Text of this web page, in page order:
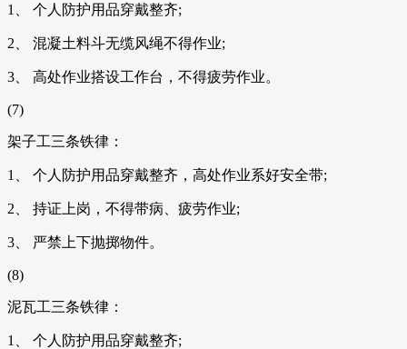
1、 个人防护用品穿戴整齐;
2、 混凝土料斗无缆风绳不得作业;
3、 高处作业搭设工作台，不得疲劳作业。
(7)
架子工三条铁律：
1、 个人防护用品穿戴整齐，高处作业系好安全带;
2、 持证上岗，不得带病、疲劳作业;
3、 严禁上下抛掷物件。
(8)
泥瓦工三条铁律：
1、 个人防护用品穿戴整齐;